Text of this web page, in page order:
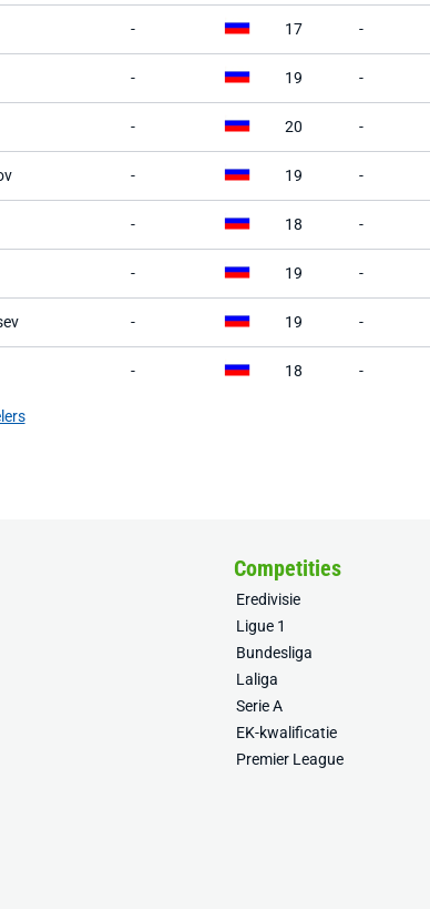
- 17 -
- 19 -
- 20 -
- 19 -
- 18 -
- 19 -
- 19 -
- 18 -
Competities
Eredivisie
Ligue 1
Bundesliga
Laliga
Serie A
EK-kwalificatie
Premier League